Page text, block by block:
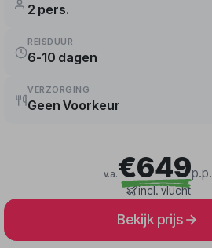
2 pers.
REISDUUR
6-10 dagen
VERZORGING
Geen Voorkeur
v.a.€649p.p.
incl. vlucht
Bekijk prijs